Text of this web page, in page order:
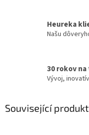
Heureka
Našu
30 rokov
Vývoj,
Související